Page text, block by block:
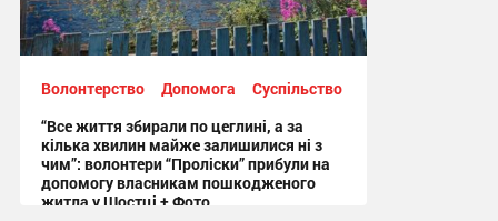
Волонтерство Допомога
Суспільство
“Все життя збирали по цеглині, а за
кілька хвилин майже залишилися ні з
чим”: волонтери “Проліски” прибули на
допомогу власникам пошкодженого
житла у Шостці + Фото